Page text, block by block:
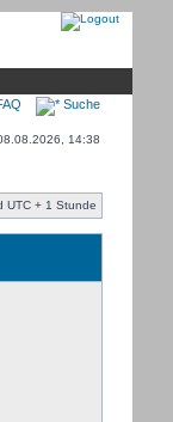
Suche
14:38
UTC + 1 Stunde